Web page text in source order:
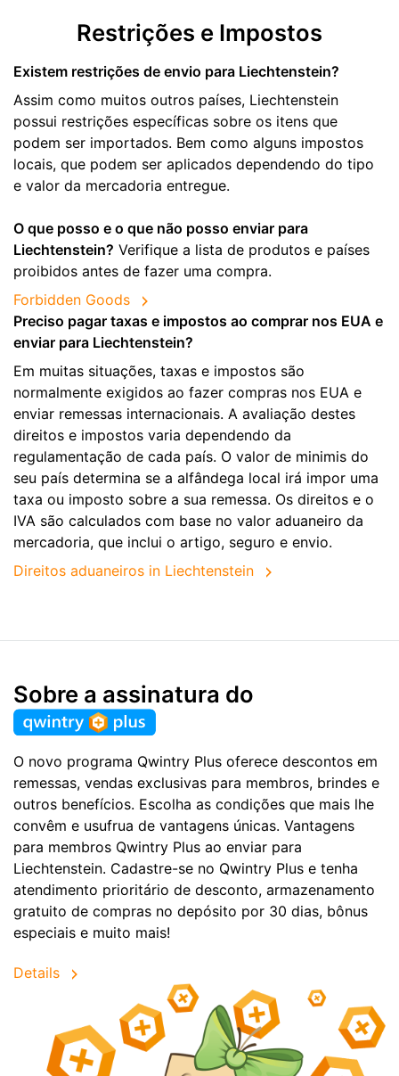
Restrições e Impostos
Existem restrições de envio para Liechtenstein?
Assim como muitos outros países, Liechtenstein
possui restrições específicas sobre os itens que
podem ser importados. Bem como alguns impostos
locais, que podem ser aplicados dependendo do tipo
e valor da mercadoria entregue.
O que posso e o que não posso enviar para
Liechtenstein? Verifique a lista de produtos e países
proibidos antes de fazer uma compra.
Forbidden Goods
Preciso pagar taxas e impostos ao comprar nos EUA e
enviar para Liechtenstein?
Em muitas situações, taxas e impostos são
normalmente exigidos ao fazer compras nos EUA e
enviar remessas internacionais. A avaliação destes
direitos e impostos varia dependendo da
regulamentação de cada país. O valor de minimis do
seu país determina se a alfândega local irá impor uma
taxa ou imposto sobre a sua remessa. Os direitos e o
IVA são calculados com base no valor aduaneiro da
mercadoria, que inclui o artigo, seguro e envio.
Direitos aduaneiros in Liechtenstein
Sobre a assinatura do
O novo programa Qwintry Plus oferece descontos em
remessas, vendas exclusivas para membros, brindes e
outros benefícios. Escolha as condições que mais lhe
convêm e usufrua de vantagens únicas. Vantagens
para membros Qwintry Plus ao enviar para
Liechtenstein. Cadastre-se no Qwintry Plus e tenha
atendimento prioritário de desconto, armazenamento
gratuito de compras no depósito por 30 dias, bônus
especiais e muito mais!
Details